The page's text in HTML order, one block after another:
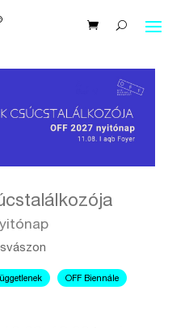
OFF Biennále